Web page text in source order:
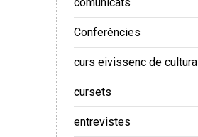
Conferències
curs eivissenc de cultura
cursets
entrevistes